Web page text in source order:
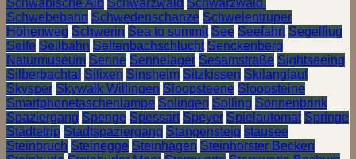
Schwebebahn Schwedenschanze Schwelentruper
Höhenweg Schwerin Sea to summit See Seefahrt Segelflug
Seife Seilbahn Seltenbachschlucht Senckenberg
Naturmuseum Senne Sennelager Sesamstraße Sightseeing
Silberbachtal Silixen Sinsheim Sitzkissen Skilanglauf
Skysper Skywalk Willingen Sloopsteene Sloopsteine
Smartphonetaschenlampe Solingen Solling Sonnenbrink
Spaziergang Spenge Spessart Speyer Spielautomat Springe
Städtetrip Stadtspaziergang Stangensteig stausee
Steinbruch Steinegge Steinhagen Steinhorster Becken